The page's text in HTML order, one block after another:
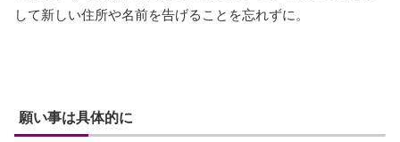
して新しい住所や名前を告げることを忘れずに。
願い事は具体的に